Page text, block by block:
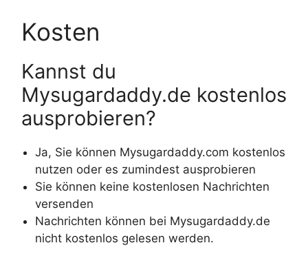
Kosten
Kannst du
Mysugardaddy.de kostenlos
ausprobieren?
Ja, Sie können Mysugardaddy.com kostenlos
nutzen oder es zumindest ausprobieren
Sie können keine kostenlosen Nachrichten
versenden
Nachrichten können bei Mysugardaddy.de
nicht kostenlos gelesen werden.